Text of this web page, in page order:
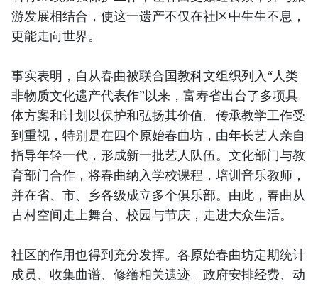
游发展相结合，使这一遗产不仅在社区中生生不息，
更能走向世界。
事实表明，自从春曲被联合国教科文组织列入“人类
非物质文化遗产代表作”以来，富寿省出台了多项具
体方案和计划以保护和弘扬其价值。传承教学工作受
到重视，特别是在四个原始春曲坊，由年长艺人亲自
指导年轻一代，形成新一批艺人队伍。文化部门与教
育部门合作，将春曲纳入学校课程，培训音乐教师，
并在省、市、乡各级成立多个俱乐部。由此，春曲从
古村空间走上舞台、校园与节庆，走进大众生活。
社区的作用也得到充分发挥。各原始春曲坊定期统计
成员、收集曲谱、修缮相关遗迹。政府安排经费、动